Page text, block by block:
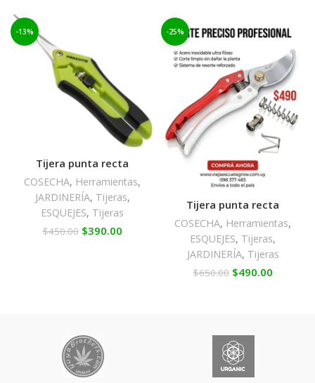
-13%
Tijera punta recta
COSECHA, Herramientas,
JARDINERÍA, Tijeras,
ESQUEJES, Tijeras
$450.00 $390.00
-25%
Tijera punta recta
COSECHA, Herramientas,
ESQUEJES, Tijeras,
JARDINERÍA, Tijeras
$650.00 $490.00